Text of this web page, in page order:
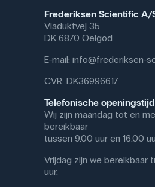
Specifikationer
Dimensioner: (ø) 4,5-7 mm
Materiale: Syrebestandig plastik
Frederiksen Scientific A/
Viaduktvej 35
DK 6870 Oelgod
E-mail:info@frederiksen-
CVR: DK36996617
Telefonische
Wij zijn maandag tot en
bereikbaar
tussen 9.00 uur en 16.00
Vrijdag zijn we bereikbaar
uur.